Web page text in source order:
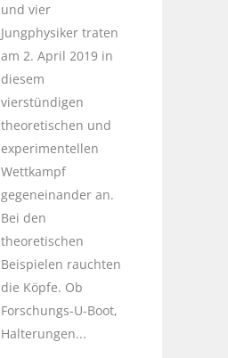
und vier
Jungphysiker traten
am 2. April 2019 in
diesem
vierstündigen
theoretischen und
experimentellen
Wettkampf
gegeneinander an.
Bei den
theoretischen
Beispielen rauchten
die Köpfe. Ob
Forschungs-U-Boot,
Halterungen...